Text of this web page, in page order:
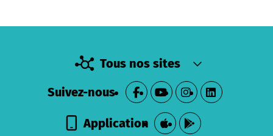
Tous nos sites
Suivez-nous
Application